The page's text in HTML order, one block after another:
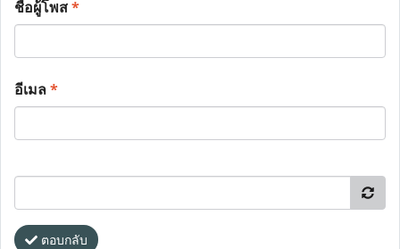
ชื่อผู้โพส*
อีเมล*
ตอบกลับ